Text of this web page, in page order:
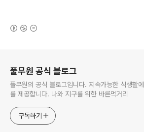
풀무원 공식 블로그
풀무원의 공식 블로그입니다. 지속가능한 식생활
를 제공합니다. 나와 지구를 위한 바른먹거리
구독하기